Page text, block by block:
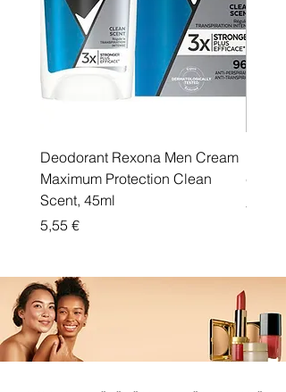
Deodorant Rexona Men Cream
Maximum Protection Clean
Scent, 45ml
Price
5,55 €
Price
5,55 €